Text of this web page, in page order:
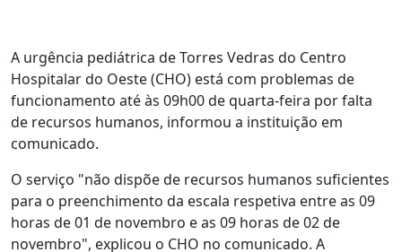
A urgência pediátrica de Torres Vedras do Centro
Hospitalar do Oeste (CHO) está com problemas de
funcionamento até às 09h00 de quarta-feira por falta
de recursos humanos, informou a instituição em
comunicado.
O serviço "não dispõe de recursos humanos suficientes
para o preenchimento da escala respetiva entre as 09
horas de 01 de novembro e as 09 horas de 02 de
novembro", explicou o CHO no comunicado. A